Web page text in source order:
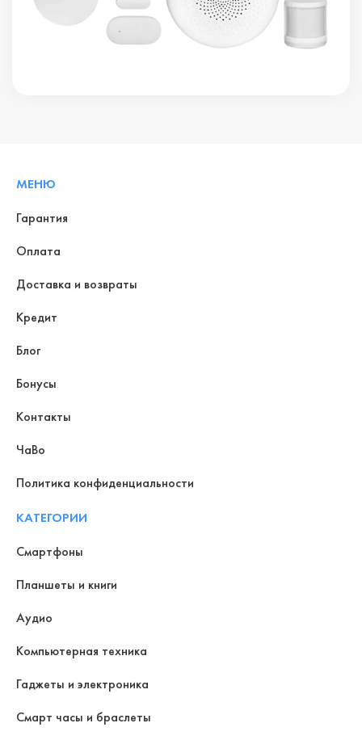
МЕНЮ
Гарантия
Оплата
Доставка и возвраты
Кредит
Блог
Бонусы
Контакты
ЧаВо
Политика конфиденциальности
КАТЕГОРИИ
Смартфоны
Планшеты и книги
Аудио
Компьютерная техника
Гаджеты и электроника
Смарт часы и браслеты